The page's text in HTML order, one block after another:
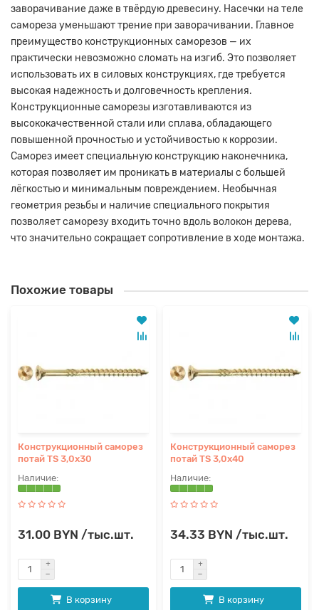
заворачивание даже в твёрдую древесину. Насечки на теле
самореза уменьшают трение при заворачивании. Главное
преимущество конструкционных саморезов — их
практически невозможно сломать на изгиб. Это позволяет
использовать их в силовых конструкциях, где требуется
высокая надежность и долговечность крепления.
Конструкционные саморезы изготавливаются из
высококачественной стали или сплава, обладающего
повышенной прочностью и устойчивостью к коррозии.
Саморез имеет специальную конструкцию наконечника,
которая позволяет им проникать в материалы с большей
лёгкостью и минимальным повреждением. Необычная
геометрия резьбы и наличие специального покрытия
позволяет саморезу входить точно вдоль волокон дерева,
что значительно сокращает сопротивление в ходе монтажа.
Похожие товары
Конструкционный саморез
потай TS 3,0x30
31.00 BYN /тыс.шт.
В корзину
Конструкционный саморез
потай TS 3,0x40
34.33 BYN /тыс.шт.
В корзину